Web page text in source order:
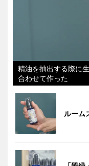
精油を抽出する際に
合わせて作った
ルーム